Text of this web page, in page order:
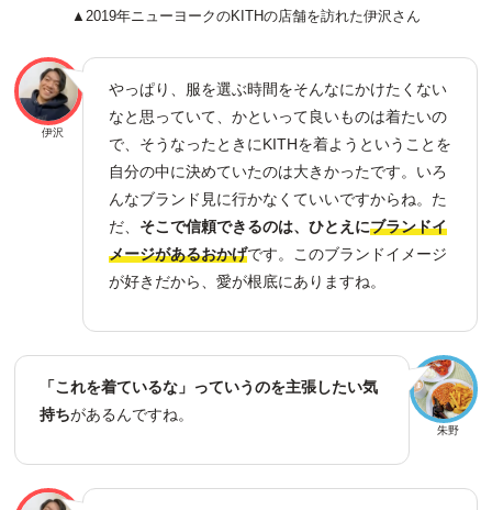
▲2019年ニューヨークのKITHの店舗を訪れた伊沢さん
伊沢
やっぱり、服を選ぶ時間をそんなにかけたくない
なと思っていて、かといって良いものは着たいの
で、そうなったときにKITHを着ようということを
自分の中に決めていたのは大きかったです。いろ
んなブランド見に行かなくていいですからね。た
だ、 そこで信頼できるのは、ひとえにブランドイ
メージがあるおかげです。このブランドイメージ
が好きだから、愛が根底にありますね。
朱野
「これを着ているな」っていうのを主張したい気
持ちがあるんですね。